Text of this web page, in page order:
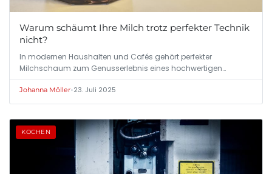
Warum schäumt Ihre Milch trotz perfekter Technik
nicht?
In modernen Haushalten und Cafés gehört perfekter
Milchschaum zum Genusserlebnis eines hochwertigen…
Johanna Möller•23. Juli 2025
KOCHEN